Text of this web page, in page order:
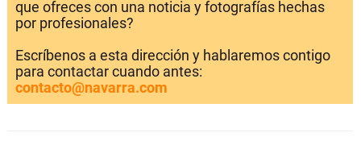
que ofreces con una noticia y fotografías hechas
por profesionales?
Escríbenos a esta dirección y hablaremos contigo
para contactar cuando antes:
contacto@navarra.com